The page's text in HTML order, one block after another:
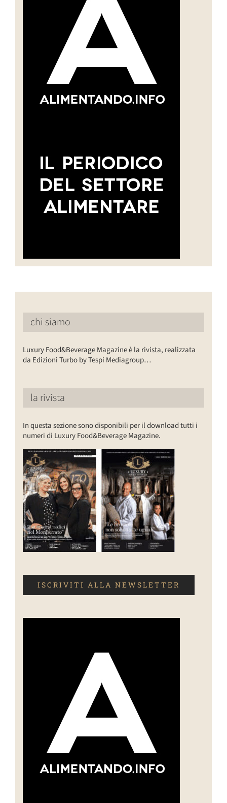
chi siamo
Luxury Food&Beverage Magazine è la rivista, realizzata
da Edizioni Turbo by Tespi Mediagroup…
la rivista
In questa sezione sono disponibili per il download tutti i
numeri di Luxury Food&Beverage Magazine.
ISCRIVITI ALLA NEWSLETTER